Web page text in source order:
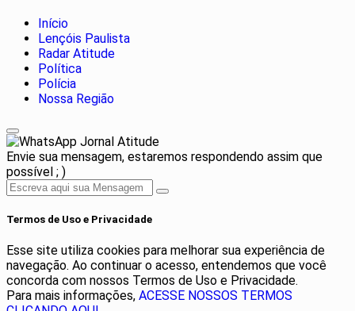
Início
Lençóis Paulista
Radar Atitude
Política
Polícia
Nossa Região
Jornal Atitude
Envie sua mensagem, estaremos respondendo assim que
possível ; )
Termos de Uso e Privacidade
Esse site utiliza cookies para melhorar sua experiência de
navegação. Ao continuar o acesso, entendemos que você
concorda com nossos Termos de Uso e Privacidade.
Para mais informações, ACESSE NOSSOS TERMOS